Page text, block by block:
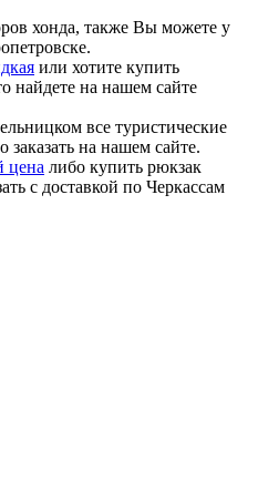
хонда, также Вы можете у
или хотите купить
найдете на нашем сайте
все туристические
на нашем сайте.
цена либо купить рюкзак
с доставкой по Черкассам